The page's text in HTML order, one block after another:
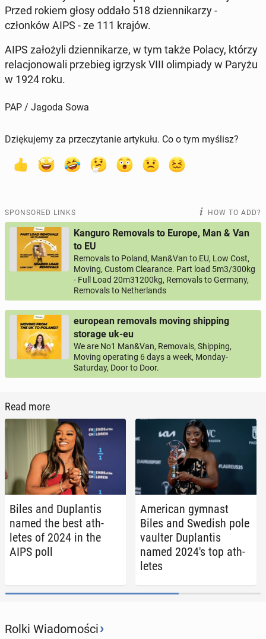
Przed rokiem głosy oddało 518 dzi­en­nikarzy -
członków AIPS - ze 111 krajów.
AIPS za­łożyli dzi­en­nikarze, w tym także Polacy, którzy
relacjonowali prze­bieg igrzysk VIII olimpiady w Paryżu
w 1924 roku.
PAP / Jagoda Sowa
Dziękujemy za przeczytanie artykułu. Co o tym myślisz?
SPONSORED LINKS HOW TO ADD?
Kanguro Removals to Europe, Man & Van
to EU
Removals to Poland, Man&Van to EU, Low Cost,
Moving, Custom Clearance. Part load 5m3/300kg
- Full Load 20m31200kg, Removals to Germany,
Removals to Netherlands
european removals moving shipping
storage uk-eu
We are No1 Man&Van, Removals, Shipping,
Moving operating 6 days a week, Monday-
Saturday, Door to Door.
Read more
Biles and Du­plan­tis
named the best ath­
letes of 2024 in the
AIPS poll
Amer­i­can gymnast
Biles and Swedish pole
vaulter Du­plan­tis
named 2024's top ath­
letes
Rolki Wiadomości›